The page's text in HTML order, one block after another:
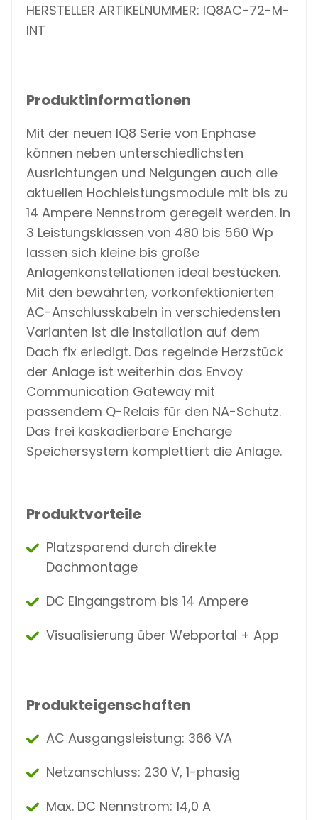
HERSTELLER ARTIKELNUMMER: IQ8AC-72-M-
INT
Produktinformationen
Mit der neuen IQ8 Serie von Enphase
können neben unterschiedlichsten
Ausrichtungen und Neigungen auch alle
aktuellen Hochleistungsmodule mit bis zu
14 Ampere Nennstrom geregelt werden. In
3 Leistungsklassen von 480 bis 560 Wp
lassen sich kleine bis große
Anlagenkonstellationen ideal bestücken.
Mit den bewährten, vorkonfektionierten
AC-Anschlusskabeln in verschiedensten
Varianten ist die Installation auf dem
Dach fix erledigt. Das regelnde Herzstück
der Anlage ist weiterhin das Envoy
Communication Gateway mit
passendem Q-Relais für den NA-Schutz.
Das frei kaskadierbare Encharge
Speichersystem komplettiert die Anlage.
Produktvorteile
Platzsparend durch direkte
Dachmontage
DC Eingangstrom bis 14 Ampere
Visualisierung über Webportal + App
Produkteigenschaften
AC Ausgangsleistung: 366 VA
Netzanschluss: 230 V, 1-phasig
Max. DC Nennstrom: 14,0 A